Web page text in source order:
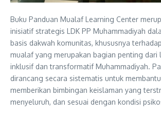
Buku Panduan Mualaf Learning Center
inisiatif strategis LDK PP Muhammadiyah
basis dakwah komunitas, khususnya
mualaf yang merupakan bagian penting dari
inklusif dan transformatif Muhammadiyah.
dirancang secara sistematis untuk
memberikan bimbingan keislaman yang
menyeluruh, dan sesuai dengan kondisi